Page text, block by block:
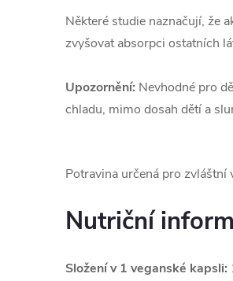
Některé studie naznačují, že
zvyšovat absorpci ostatních
Upozornění: Nevhodné pro
chladu, mimo dosah dětí a
Potravina určená pro
Nutriční
Složení v 1 veganské kapsli: